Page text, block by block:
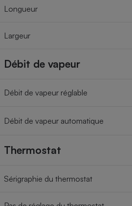
Longueur
Largeur
Débit de vapeur
Débit de vapeur réglable
Débit de vapeur automatique
Thermostat
Sérigraphie du thermostat